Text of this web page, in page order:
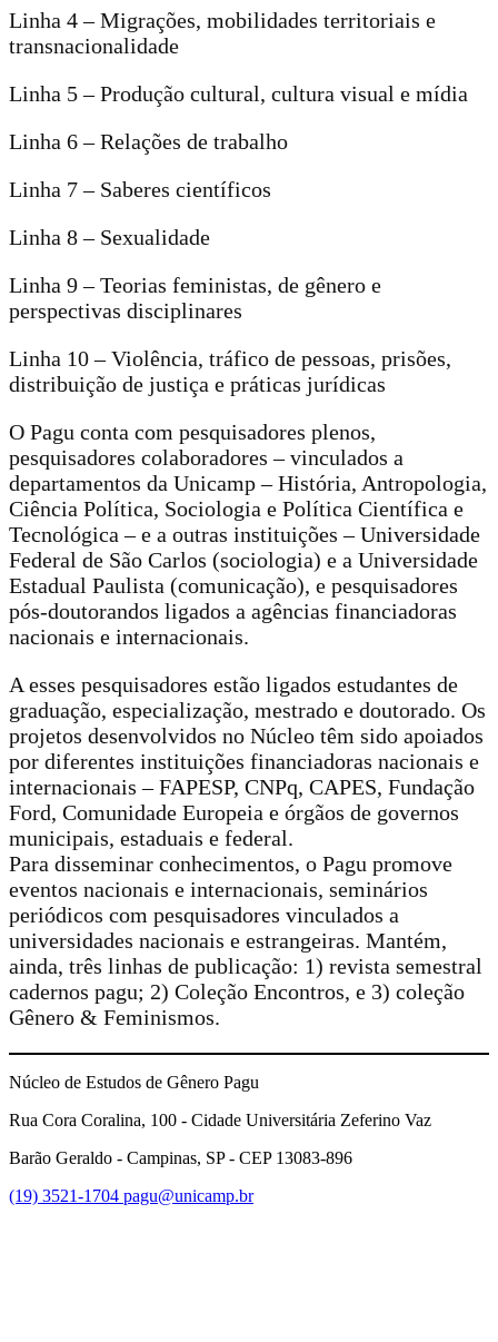
Linha 4 – Migrações, mobilidades territoriais e
transnacionalidade
Linha 5 – Produção cultural, cultura visual e mídia
Linha 6 – Relações de trabalho
Linha 7 – Saberes científicos
Linha 8 – Sexualidade
Linha 9 – Teorias feministas, de gênero e
perspectivas disciplinares
Linha 10 – Violência, tráfico de pessoas, prisões,
distribuição de justiça e práticas jurídicas
O Pagu conta com pesquisadores plenos,
pesquisadores colaboradores – vinculados a
departamentos da Unicamp – História, Antropologia,
Ciência Política, Sociologia e Política Científica e
Tecnológica – e a outras instituições – Universidade
Federal de São Carlos (sociologia) e a Universidade
Estadual Paulista (comunicação), e pesquisadores
pós-doutorandos ligados a agências financiadoras
nacionais e internacionais.
A esses pesquisadores estão ligados estudantes de
graduação, especialização, mestrado e doutorado. Os
projetos desenvolvidos no Núcleo têm sido apoiados
por diferentes instituições financiadoras nacionais e
internacionais – FAPESP, CNPq, CAPES, Fundação
Ford, Comunidade Europeia e órgãos de governos
municipais, estaduais e federal.
Para disseminar conhecimentos, o Pagu promove
eventos nacionais e internacionais, seminários
periódicos com pesquisadores vinculados a
universidades nacionais e estrangeiras. Mantém,
ainda, três linhas de publicação: 1) revista semestral
cadernos pagu; 2) Coleção Encontros, e 3) coleção
Gênero & Feminismos.
Núcleo de Estudos de Gênero Pagu
Rua Cora Coralina, 100 - Cidade Universitária Zeferino Vaz
Barão Geraldo - Campinas, SP - CEP 13083-896
(19) 3521-1704 pagu@unicamp.br